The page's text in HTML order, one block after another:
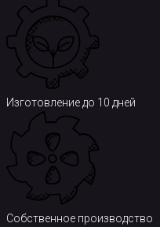
Изготовление до 10 дней
Собственное производство